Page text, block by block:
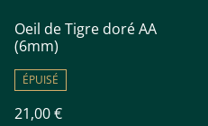
Oeil de Tigre doré AA
(6mm)
ÉPUISÉ
21,00 €